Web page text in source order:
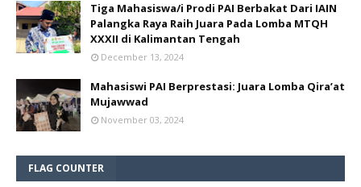
Tiga Mahasiswa/i Prodi PAI Berbakat Dari IAIN
Palangka Raya Raih Juara Pada Lomba MTQH
XXXII di Kalimantan Tengah
December 13, 2024
Mahasiswi PAI Berprestasi: Juara Lomba Qira’at
Mujawwad
November 03, 2024
FLAG COUNTER